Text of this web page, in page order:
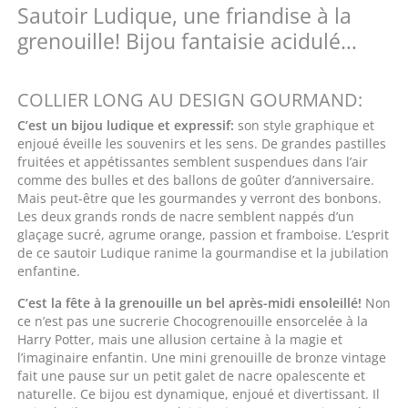
Sautoir Ludique, une friandise à la
grenouille! Bijou fantaisie acidulé…
COLLIER LONG AU DESIGN GOURMAND:
C’est un bijou ludique et expressif: son style graphique et
enjoué éveille les souvenirs et les sens. De grandes pastilles
fruitées et appétissantes semblent suspendues dans l’air
comme des bulles et des ballons de goûter d’anniversaire.
Mais peut-être que les gourmandes y verront des bonbons.
Les deux grands ronds de nacre semblent nappés d’un
glaçage sucré, agrume orange, passion et framboise. L’esprit
de ce sautoir Ludique ranime la gourmandise et la jubilation
enfantine.
C’est la fête à la grenouille un bel après-midi ensoleillé! Non
ce n’est pas une sucrerie Chocogrenouille ensorcelée à la
Harry Potter, mais une allusion certaine à la magie et
l’imaginaire enfantin. Une mini grenouille de bronze vintage
fait une pause sur un petit galet de nacre opalescente et
naturelle. Ce bijou est dynamique, enjoué et divertissant. Il